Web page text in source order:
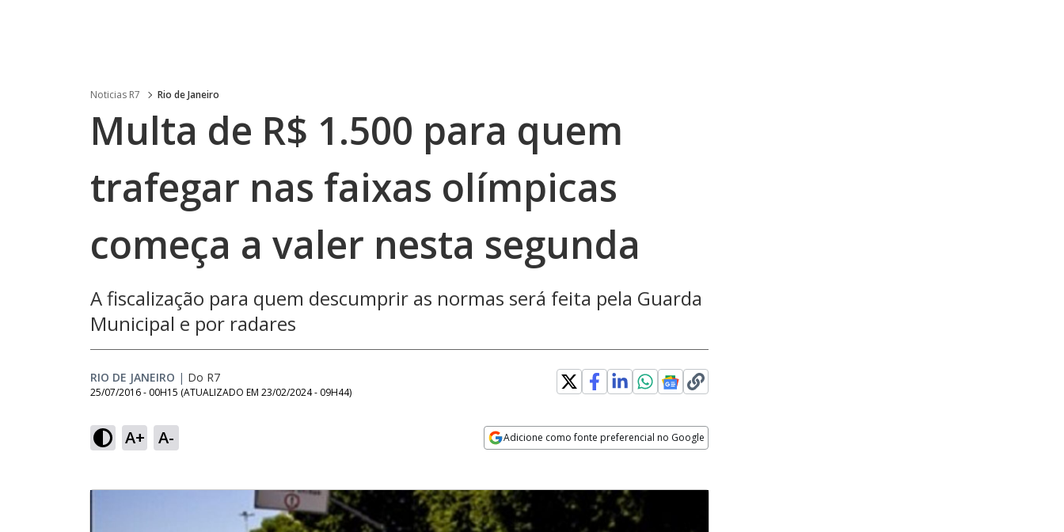
Noticias R7 Rio de Janeiro
Multa de R$ 1.500 para quem
trafegar nas faixas olímpicas
começa a valer nesta segunda
A fiscalização para quem descumprir as normas será feita pela Guarda
Municipal e por radares
RIO DE JANEIRO | Do R7
25/07/2016 - 00H15 (ATUALIZADO EM 23/02/2024 - 09H44)
A+ A- Adicione como fonte preferencial no Google